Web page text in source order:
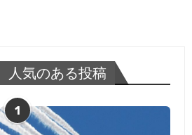
人気のある投稿
1